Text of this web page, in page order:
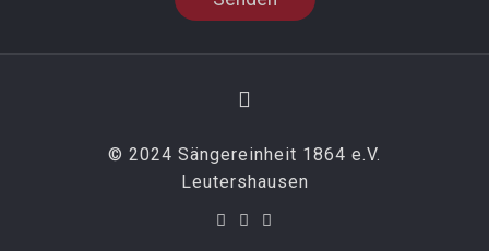
© 2024 Sängereinheit 1864 e.V.
Leutershausen